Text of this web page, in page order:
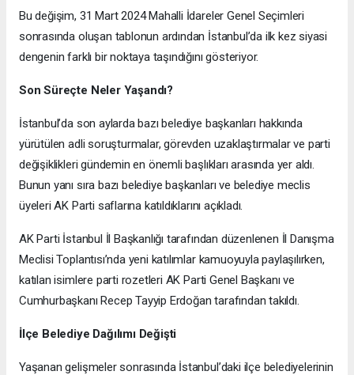
Bu değişim, 31 Mart 2024 Mahalli İdareler Genel Seçimleri
sonrasında oluşan tablonun ardından İstanbul’da ilk kez siyasi
dengenin farklı bir noktaya taşındığını gösteriyor.
Son Süreçte Neler Yaşandı?
İstanbul’da son aylarda bazı belediye başkanları hakkında
yürütülen adli soruşturmalar, görevden uzaklaştırmalar ve parti
değişiklikleri gündemin en önemli başlıkları arasında yer aldı.
Bunun yanı sıra bazı belediye başkanları ve belediye meclis
üyeleri AK Parti saflarına katıldıklarını açıkladı.
AK Parti İstanbul İl Başkanlığı tarafından düzenlenen İl Danışma
Meclisi Toplantısı’nda yeni katılımlar kamuoyuyla paylaşılırken,
katılan isimlere parti rozetleri AK Parti Genel Başkanı ve
Cumhurbaşkanı Recep Tayyip Erdoğan tarafından takıldı.
İlçe Belediye Dağılımı Değişti
Yaşanan gelişmeler sonrasında İstanbul’daki ilçe belediyelerinin